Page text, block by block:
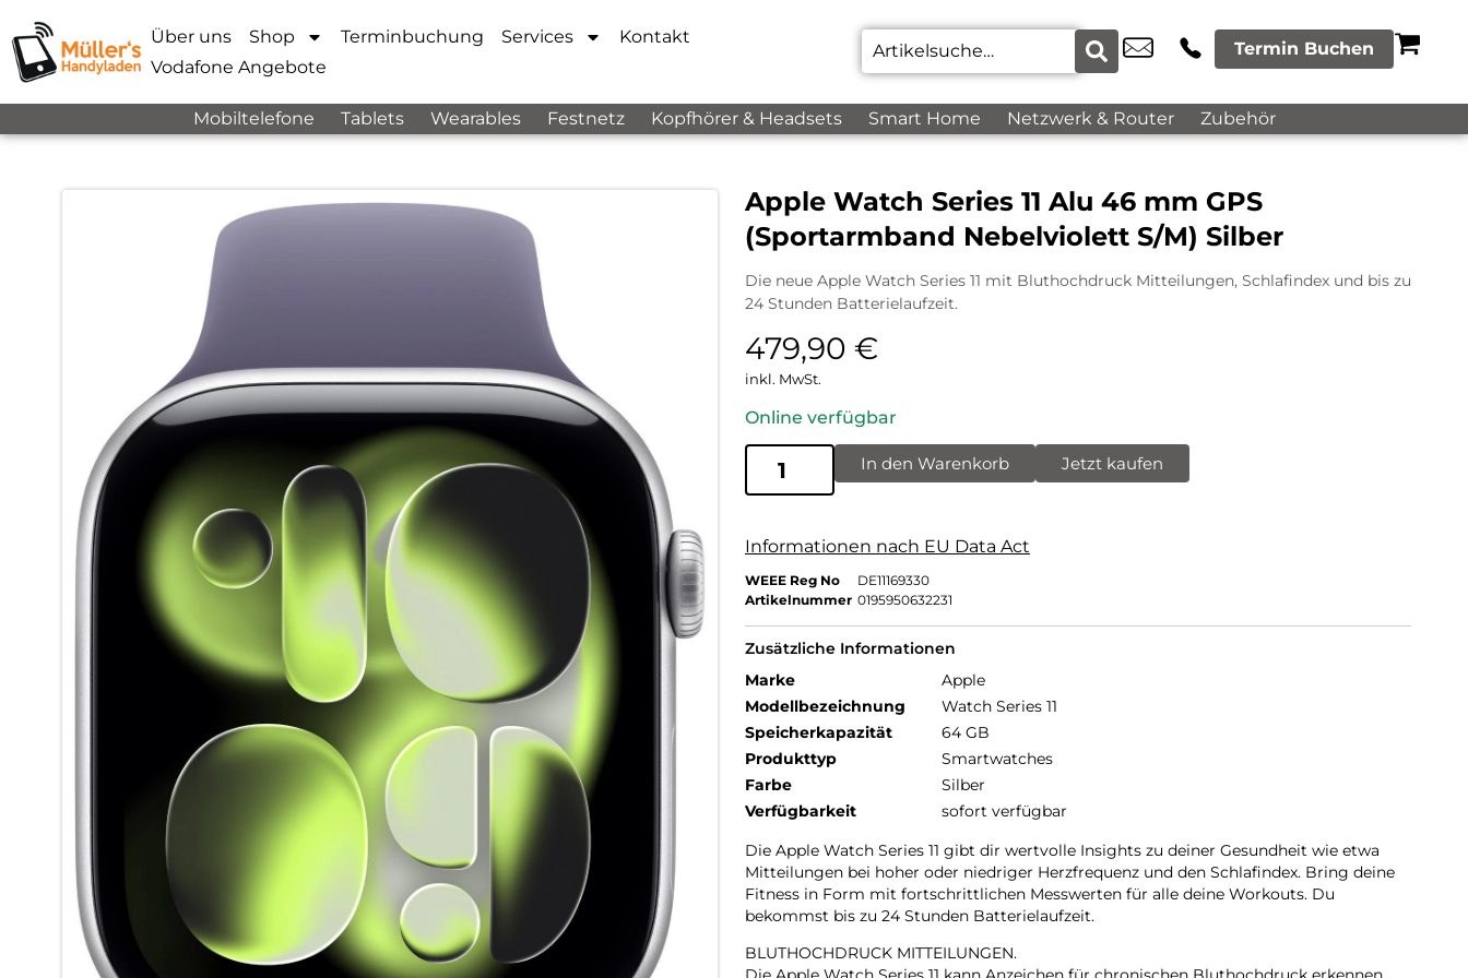
Über uns Shop Terminbuchung Services
Kontakt
Vodafone Angebote
Termin Buchen
Mobiltelefone Tablets Wearables Festnetz Kopfhörer & Headsets Smart Home Netzwerk & Router Zubehör
Apple Watch Series 11 Alu 46 mm GPS
(Sportarmband Nebelviolett S/M) Silber
Die neue Apple Watch Series 11 mit Bluthochdruck Mitteilungen, Schlafindex und bis zu
24 Stunden Batterielaufzeit.
479,90 €
inkl. MwSt.
Online verfügbar
In den Warenkorb Jetzt kaufen
Informationen nach EU Data Act
WEEE Reg No
DE11169330
Artikelnummer 0195950632231
Zusätzliche Informationen
Marke
Apple
Modellbezeichnung
Watch Series 11
Speicherkapazität
64 GB
Produkttyp
Smartwatches
Farbe
Silber
Verfügbarkeit
sofort verfügbar
Die Apple Watch Series 11 gibt dir wertvolle Insights zu deiner Gesundheit wie etwa
Mitteilungen bei hoher oder niedriger Herzfrequenz und den Schlafindex. Bring deine
Fitness in Form mit fortschrittlichen Messwerten für alle deine Workouts. Du
bekommst bis zu 24 Stunden Batterielaufzeit.
BLUTHOCHDRUCK MITTEILUNGEN.